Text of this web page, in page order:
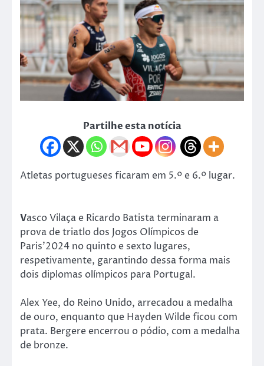
Partilhe esta notícia
Atletas portugueses ficaram em 5.º e 6.º lugar.
Vasco Vilaça e Ricardo Batista terminaram a
prova de triatlo dos Jogos Olímpicos de
Paris’2024 no quinto e sexto lugares,
respetivamente, garantindo dessa forma mais
dois diplomas olímpicos para Portugal.
Alex Yee, do Reino Unido, arrecadou a medalha
de ouro, enquanto que Hayden Wilde ficou com
prata. Bergere encerrou o pódio, com a medalha
de bronze.